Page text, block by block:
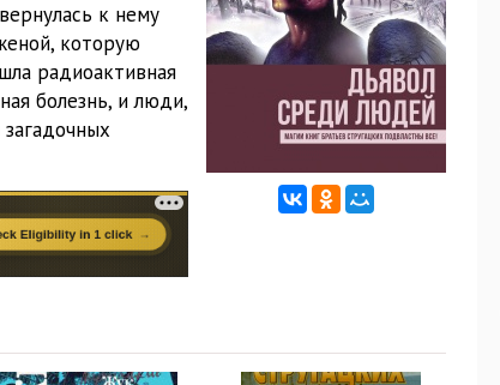
к нему
которую
радиоактивная
болезнь, и люди,